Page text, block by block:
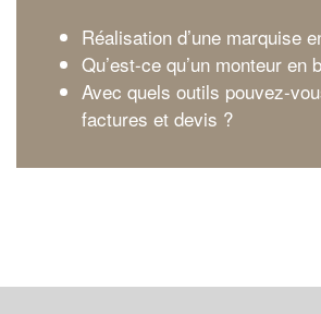
Réalisation d’une marquise
Qu’est-ce qu’un monteur en
Avec quels outils pouvez-
factures et devis ?